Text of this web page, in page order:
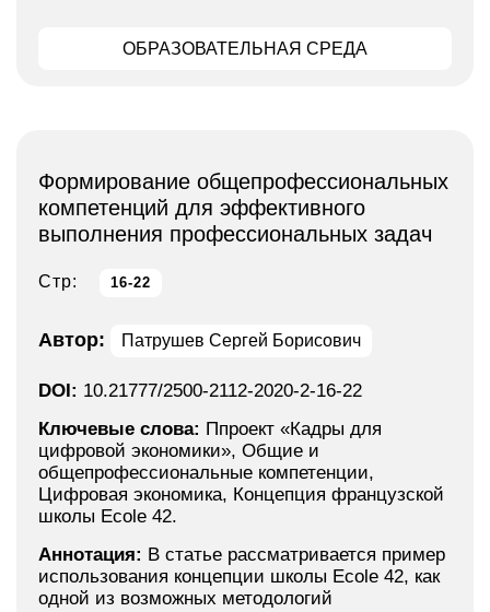
ОБРАЗОВАТЕЛЬНАЯ СРЕДА
Формирование общепрофессиональных
компетенций для эффективного
выполнения профессиональных задач
Стр: 16-22
Автор: Патрушев Сергей Борисович
DOI: 10.21777/2500-2112-2020-2-16-22
Ключевые слова: Ппроект «Кадры для
цифровой экономики», Общие и
общепрофессиональные компетенции,
Цифровая экономика, Концепция французской
школы Ecole 42.
Аннотация: В статье рассматривается пример
использования концепции школы Ecole 42, как
одной из возможных методологий